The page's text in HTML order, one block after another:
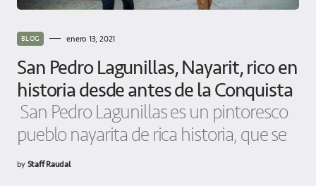
BLOG enero 13, 2021
San Pedro Lagunillas, Nayarit, rico en
historia desde antes de la Conquista
San Pedro Lagunillas es un pintoresco
pueblo nayarita de rica historia, que se
byStaff Raudal